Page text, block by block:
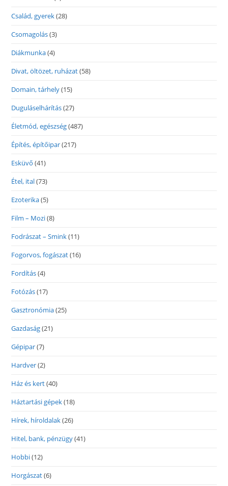
Család, gyerek(28)
Csomagolás(3)
Diákmunka(4)
Divat, öltözet, ruházat(58)
Domain, tárhely(15)
Duguláselhárítás(27)
Életmód, egészség(487)
Építés, építőipar(217)
Esküvő (41)
Étel, ital(73)
Ezoterika(5)
Film – Mozi(8)
Fodrászat – Smink(11)
Fogorvos, fogászat(16)
Fordítás(4)
Fotózás(17)
Gasztronómia(25)
Gazdaság(21)
Gépipar(7)
Hardver(2)
Ház és kert(40)
Háztartási gépek(18)
Hírek, híroldalak(26)
Hitel, bank, pénzügy(41)
Hobbi(12)
Horgászat(6)